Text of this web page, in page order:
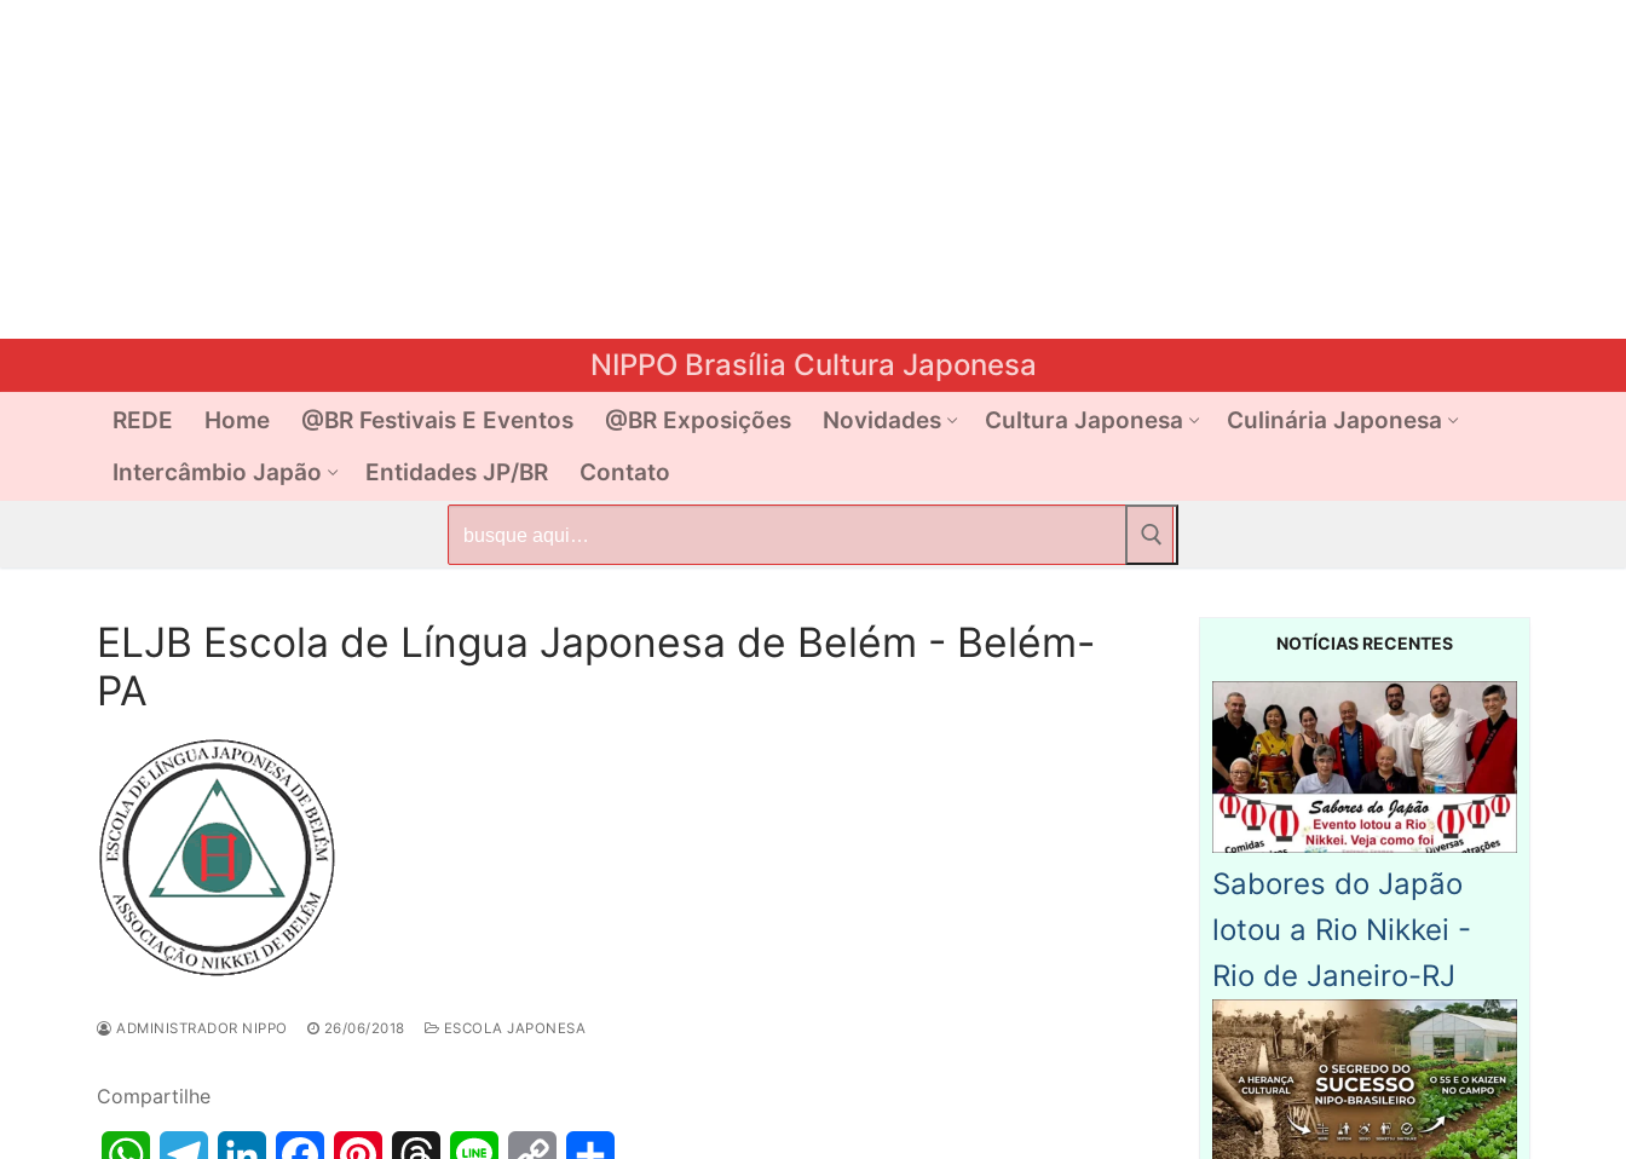
NIPPO Brasília Cultura Japonesa
REDE Home @BR Festivais E Eventos @BR Exposições Novidades Cultura Japonesa
Culinária Japonesa
Intercâmbio Japão
Entidades JP/BR Contato
por:
ELJB Escola de Língua Japonesa de Belém - Belém-
PA
ADMINISTRADOR NIPPO 26/06/2018 ESCOLA JAPONESA
Compartilhe
NOTÍCIAS RECENTES
Sabores do Japão
lotou a Rio Nikkei -
Rio de Janeiro-RJ